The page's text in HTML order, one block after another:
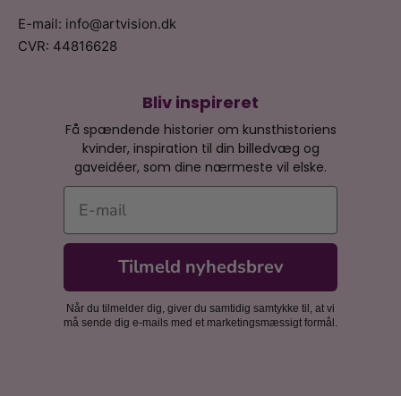
Bliv inspireret
Få spændende historier om kunsthistoriens
kvinder, inspiration til din billedvæg og
gaveidéer, som dine nærmeste vil elske.
E-mail
Tilmeld nyhedsbrev
Når du tilmelder dig, giver du samtidig samtykke til, at vi
må sende dig e-mails med et marketingsmæssigt formål.
E-mail: info@artvision.dk
CVR: 44816628